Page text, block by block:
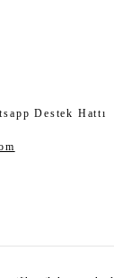
Destek Hattı